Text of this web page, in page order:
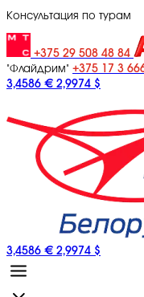
Консультация по турам
+375 29 508 48 84
"Флайдрим" +375 17 3
3,4586 € 2,9974 $
3,4586 € 2,9974 $